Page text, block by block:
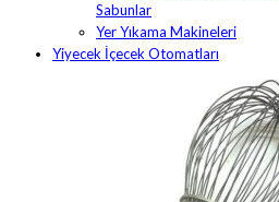
Sabunlar
Yer Yıkama Makineleri
Yiyecek İçecek Otomatları